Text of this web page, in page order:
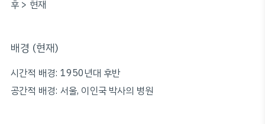
후 > 현재
배경 (현재)
시간적 배경: 1950년대 후반
공간적 배경: 서울, 이인국 박사의 병원